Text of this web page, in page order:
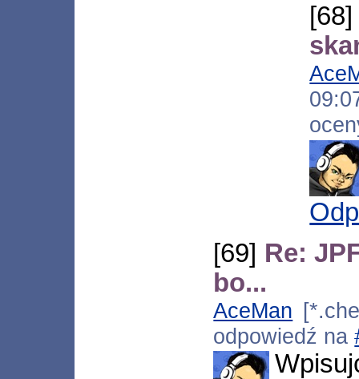
[69] Re:
bo...
AceMan
odpowiedź na